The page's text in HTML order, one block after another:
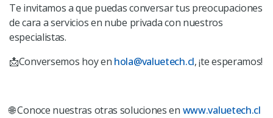
Te invitamos a que puedas conversar tus preocupaciones
de cara a servicios en nube privada con nuestros
especialistas.
📩Conversemos hoy en hola@valuetech.cl, ¡te esperamos!
🌐 Conoce nuestras otras soluciones en www.valuetech.cl